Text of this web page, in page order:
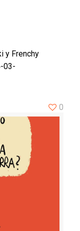
y Frenchy
03-
0